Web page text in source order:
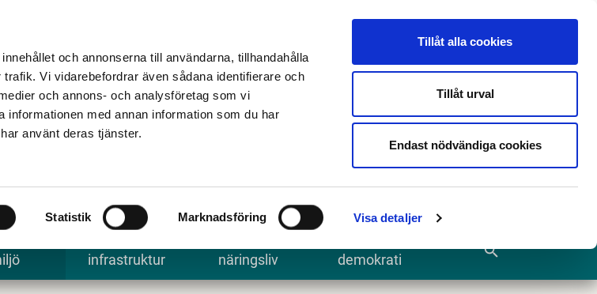
och annonserna till användarna, tillhandahålla
Vi vidarebefordrar även sådana identifierare och
och annons- och analysföretag som vi
med annan information som du har
använt deras tjänster.
Statistik Marknadsföring Visa detaljer
Tillåt alla cookies
Tillåt urval
Endast nödvändiga cookies
E-tjänster och blanketter Translate
Sök
infrastruktur
näringsliv
demokrati
search